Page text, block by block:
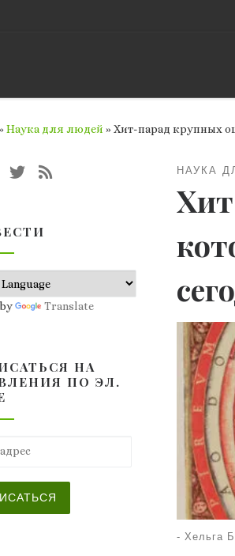
Наука для людей »Хит-парад крупных
НАУКА
- Хельга
Translate
НА
ПО ЭЛ.